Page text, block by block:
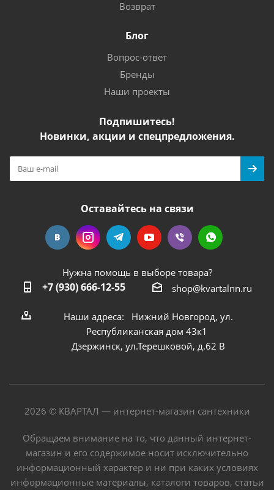
Возврат
Блог
Вопрос-ответ
Бренды
Наши проекты
Подпишитесь!
Новинки, акции и спецпредложения.
Оставайтесь на связи
Нужна помощь в выборе товара?
+7 (930) 666-12-55 shop@kvartalnn.ru
Наши адреса: Нижний Новгород, ул.
Республиканская дом 43к1
Дзержинск, ул.Терешковой, д.62 В
2026 © КВАРТАЛ — интернет-магазин сантехники
Обращаем внимание на то, что данный интернет-
магазин и его содержимое носит исключительно
информационный характер и ни при каких условиях
информационные материалы, каталоги товаров, статьи